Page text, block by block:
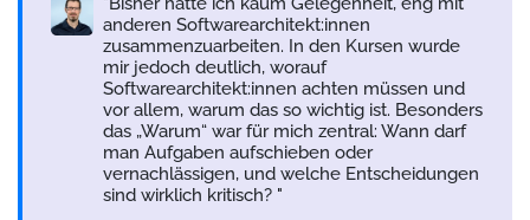
anderen Softwarearchitekt:innen
zusammenzuarbeiten. In den Kursen wurde
mir jedoch deutlich, worauf
Softwarearchitekt:innen achten müssen und
vor allem, warum das so wichtig ist. Besonders
das „Warum“ war für mich zentral: Wann darf
man Aufgaben aufschieben oder
vernachlässigen, und welche Entscheidungen
sind wirklich kritisch?